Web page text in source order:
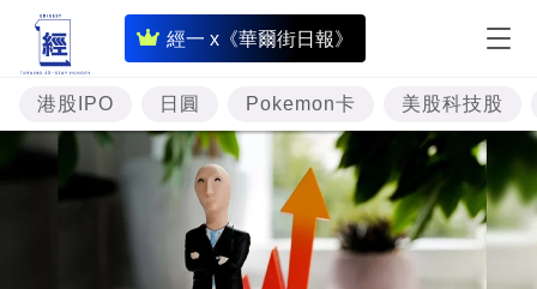
經一 x《華爾街日報》
即
時
財
經
專
港股IPO 日圓 Pokemon卡 美股科技股